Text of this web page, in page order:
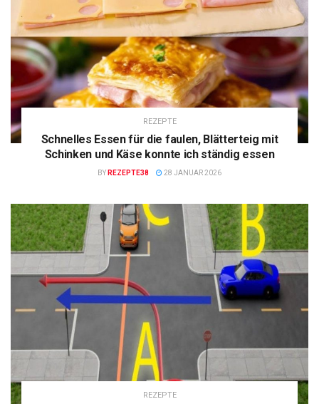
REZEPTE
Schnelles Essen für die faulen, Blätterteig mit
Schinken und Käse konnte ich ständig essen
BY REZEPTE38 28 JANUAR 2026
REZEPTE